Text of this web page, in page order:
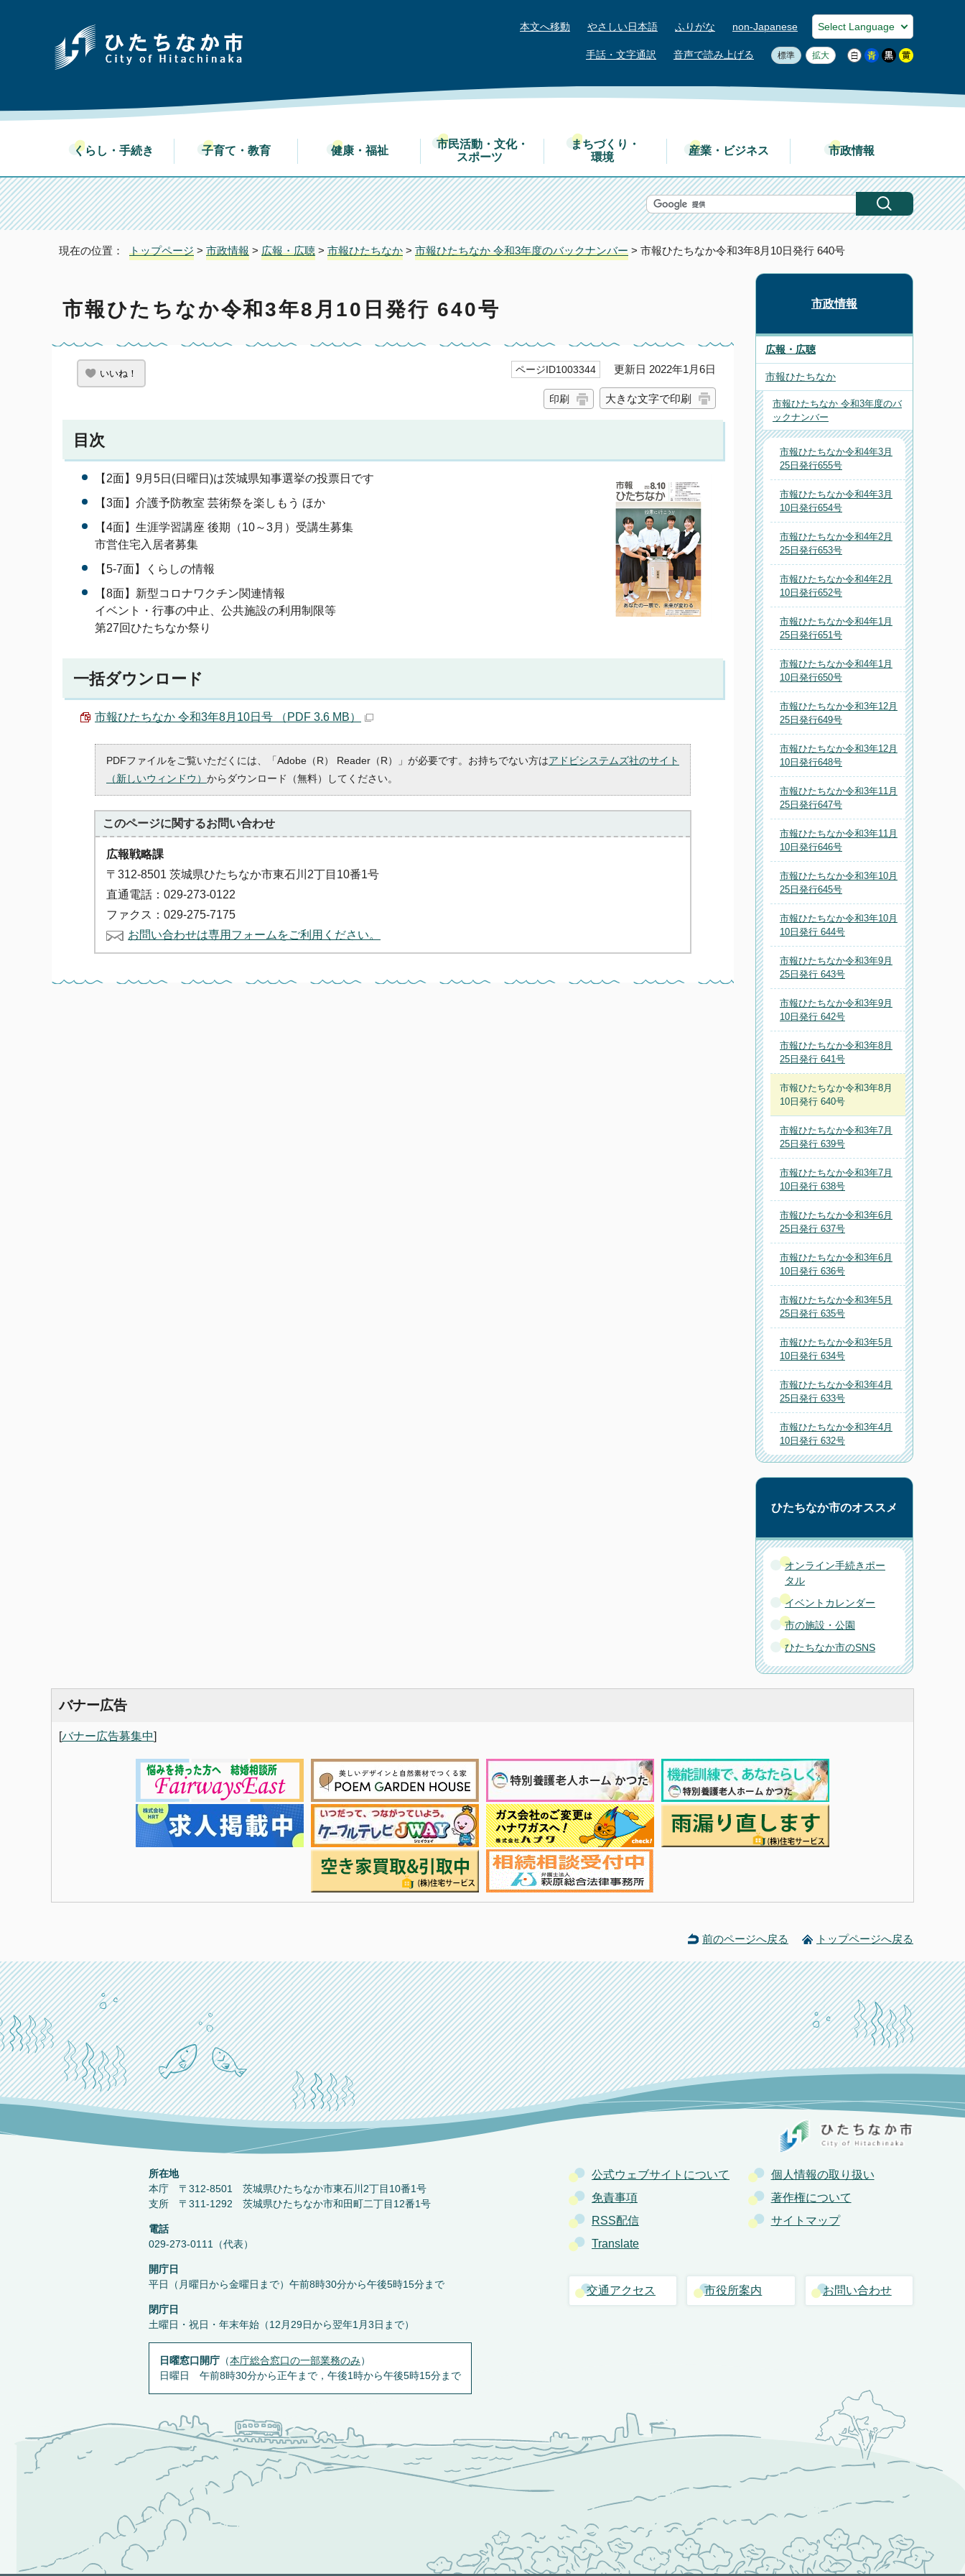
本文へ移動 やさしい日本語 ふりがな non-Japanese
手話・文字通訳 音声で読み上げる 標準 拡大
くらし・手続き 子育て・教育 健康・福祉
市民活動・文化・
スポーツ
まちづくり・
環境
産業・ビジネス 市政情報
現在の位置： トップページ > 市政情報 > 広報・広聴 > 市報ひたちなか > 市報ひたちなか 令和3年度のバックナンバー > 市報ひたちなか令和3年8月10日発行 640号
市報ひたちなか令和3年8月10日発行 640号
いいね！ ページID1003344 更新日 2022年1月6日
印刷 大きな文字で印刷
目次
【2面】9月5日(日曜日)は茨城県知事選挙の投票日です
【3面】介護予防教室 芸術祭を楽しもう ほか
【4面】生涯学習講座 後期（10～3月）受講生募集
市営住宅入居者募集
【5-7面】くらしの情報
【8面】新型コロナワクチン関連情報
イベント・行事の中止、公共施設の利用制限等
第27回ひたちなか祭り
一括ダウンロード
市報ひたちなか 令和3年8月10日号 （PDF 3.6 MB）
PDFファイルをご覧いただくには、「Adobe（R） Reader（R）」が必要です。お持ちでない方はアドビシステムズ社のサイト
（新しいウィンドウ） からダウンロード（無料）してください。
このページに関するお問い合わせ
広報戦略課
〒312-8501 茨城県ひたちなか市東石川2丁目10番1号
直通電話：029-273-0122
ファクス：029-275-7175
お問い合わせは専用フォームをご利用ください。
市政情報
広報・広聴
市報ひたちなか
市報ひたちなか 令和3年度のバ
ックナンバー
市報ひたちなか令和4年3月
25日発行655号
市報ひたちなか令和4年3月
10日発行654号
市報ひたちなか令和4年2月
25日発行653号
市報ひたちなか令和4年2月
10日発行652号
市報ひたちなか令和4年1月
25日発行651号
市報ひたちなか令和4年1月
10日発行650号
市報ひたちなか令和3年12月
25日発行649号
市報ひたちなか令和3年12月
10日発行648号
市報ひたちなか令和3年11月
25日発行647号
市報ひたちなか令和3年11月
10日発行646号
市報ひたちなか令和3年10月
25日発行645号
市報ひたちなか令和3年10月
10日発行 644号
市報ひたちなか令和3年9月
25日発行 643号
市報ひたちなか令和3年9月
10日発行 642号
市報ひたちなか令和3年8月
25日発行 641号
市報ひたちなか令和3年8月
10日発行 640号
市報ひたちなか令和3年7月
25日発行 639号
市報ひたちなか令和3年7月
10日発行 638号
市報ひたちなか令和3年6月
25日発行 637号
市報ひたちなか令和3年6月
10日発行 636号
市報ひたちなか令和3年5月
25日発行 635号
市報ひたちなか令和3年5月
10日発行 634号
市報ひたちなか令和3年4月
25日発行 633号
市報ひたちなか令和3年4月
10日発行 632号
ひたちなか市のオススメ
オンライン手続きポー
タル
イベントカレンダー
市の施設・公園
ひたちなか市のSNS
バナー広告
[バナー広告募集中]
前のページへ戻る トップページへ戻る
公式ウェブサイトについて
個人情報の取り扱い
免責事項
著作権について
RSS配信
サイトマップ
Translate
交通アクセス 市役所案内 お問い合わせ
所在地
本庁 〒312-8501 茨城県ひたちなか市東石川2丁目10番1号
支所 〒311-1292 茨城県ひたちなか市和田町二丁目12番1号
電話
029-273-0111（代表）
開庁日
平日（月曜日から金曜日まで）午前8時30分から午後5時15分まで
閉庁日
土曜日・祝日・年末年始（12月29日から翌年1月3日まで）
日曜窓口開庁 （本庁総合窓口の一部業務のみ）
日曜日 午前8時30分から正午まで，午後1時から午後5時15分まで